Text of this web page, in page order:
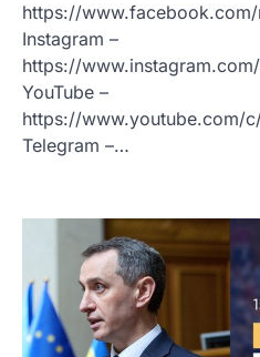
https://
Instagram –
https://
YouTube –
https://www.youtube.com/
Telegram –…